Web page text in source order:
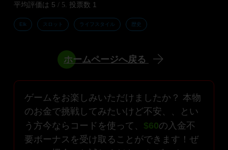
平均評価は 5 / 5. 投票数 1
Elk スロット ライフスタイル 歴史
ホームページへ戻る
ゲームをお楽しみいただけましたか？ 本物
のお金で挑戦してみたいけど不安、、とい
う方今ならコードを使って、 $60の入金不
要ボーナスを受け取ることができます！ぜ